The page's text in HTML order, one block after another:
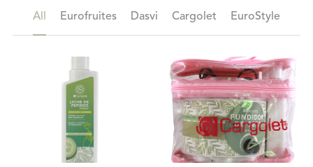
All Eurofruites Dasvi Cargolet EuroStyle